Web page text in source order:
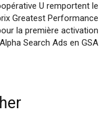
U remportent le
Greatest Performance
la première activation
Alpha Search Ads en GSA